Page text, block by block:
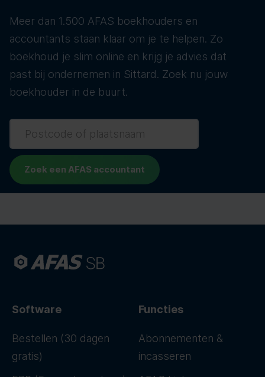
Meer dan 1.500 AFAS boekhouders en
accountants staan klaar om je te helpen. Zo
boekhoud je slim online en krijg je advies dat
past bij ondernemen in Sittard. Zoek nu jouw
boekhouder in de buurt.
Software
Bestellen (30 dagen
gratis)
Functies
Abonnementen &
incasseren